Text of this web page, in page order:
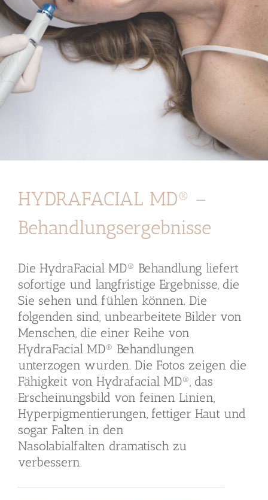
HYDRAFACIAL MD® –
Behandlungsergebnisse
Die HydraFacial MD® Behandlung liefert
sofortige und langfristige Ergebnisse, die
Sie sehen und fühlen können. Die
folgenden sind, unbearbeitete Bilder von
Menschen, die einer Reihe von
HydraFacial MD® Behandlungen
unterzogen wurden. Die Fotos zeigen die
Fähigkeit von Hydrafacial MD®, das
Erscheinungsbild von feinen Linien,
Hyperpigmentierungen, fettiger Haut und
sogar Falten in den
Nasolabialfalten dramatisch zu
verbessern.